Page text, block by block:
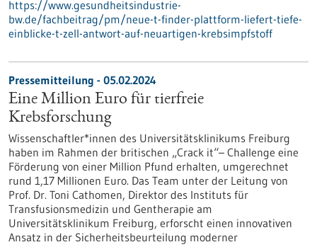
https://www.gesundheitsindustrie-
bw.de/fachbeitrag/pm/neue-t-finder-plattform-liefert-tiefe-
einblicke-t-zell-antwort-auf-neuartigen-krebsimpfstoff
Pressemitteilung - 05.02.2024
Eine Million Euro für tierfreie
Krebsforschung
Wissenschaftler*innen des Universitätsklinikums Freiburg
haben im Rahmen der britischen „Crack it“– Challenge eine
Förderung von einer Million Pfund erhalten, umgerechnet
rund 1,17 Millionen Euro. Das Team unter der Leitung von
Prof. Dr. Toni Cathomen, Direktor des Instituts für
Transfusionsmedizin und Gentherapie am
Universitätsklinikum Freiburg, erforscht einen innovativen
Ansatz in der Sicherheitsbeurteilung moderner